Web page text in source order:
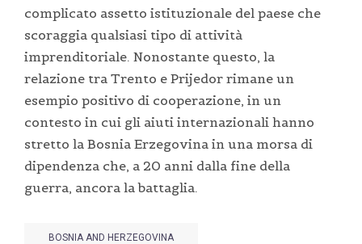
complicato assetto istituzionale del paese che
scoraggia qualsiasi tipo di attività
imprenditoriale. Nonostante questo, la
relazione tra Trento e Prijedor rimane un
esempio positivo di cooperazione, in un
contesto in cui gli aiuti internazionali hanno
stretto la Bosnia Erzegovina in una morsa di
dipendenza che, a 20 anni dalla fine della
guerra, ancora la battaglia.
BOSNIA AND HERZEGOVINA